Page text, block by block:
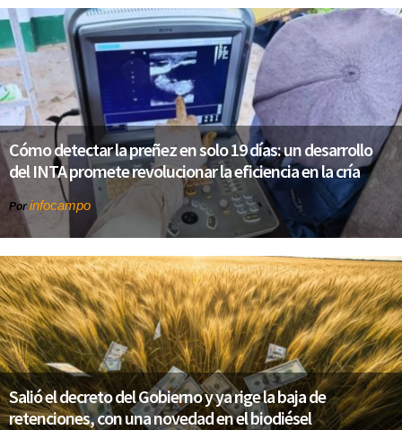
Cómo detectar la preñez en solo 19 días: un desarrollo
del INTA promete revolucionar la eficiencia en la cría
Por infocampo
Salió el decreto del Gobierno y ya rige la baja de
retenciones, con una novedad en el biodiésel